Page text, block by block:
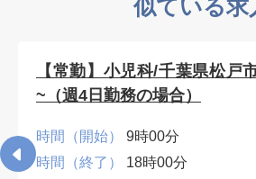
似ている求
【常勤】小児科/千葉県松戸
~（週4日勤務の場合）
時間（開始）
9時00分
時間（終了）
18時00分